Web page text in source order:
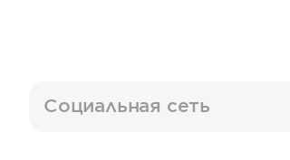
Социальная сеть